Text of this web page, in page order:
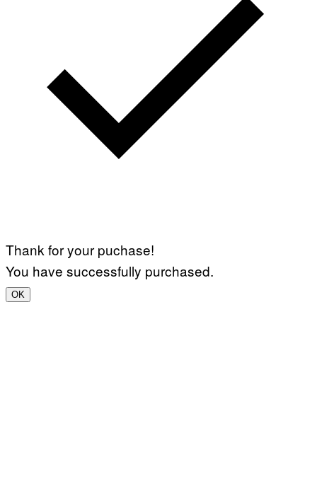
Thank for your puchase!
You have successfully purchased.
OK